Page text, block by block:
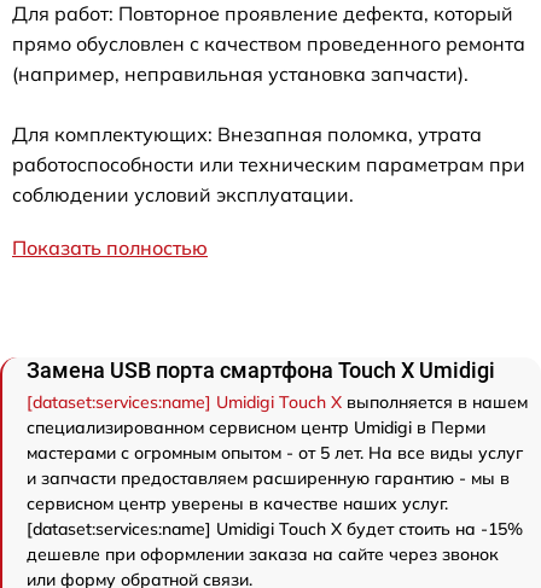
Для работ: Повторное проявление дефекта, который
прямо обусловлен с качеством проведенного ремонта
(например, неправильная установка запчасти).
Для комплектующих: Внезапная поломка, утрата
работоспособности или техническим параметрам при
соблюдении условий эксплуатации.
Показать полностью
Замена USB порта смартфона Touch X Umidigi
[dataset:services:name] Umidigi Touch X выполняется в нашем
специализированном сервисном центр Umidigi в Перми
мастерами с огромным опытом - от 5 лет. На все виды услуг
и запчасти предоставляем расширенную гарантию - мы в
сервисном центр уверены в качестве наших услуг.
[dataset:services:name] Umidigi Touch X будет стоить на -15%
дешевле при оформлении заказа на сайте через звонок
или форму обратной связи.